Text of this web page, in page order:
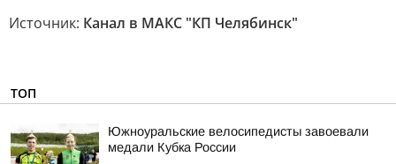
Источник: Канал в МАКС "КП Челябинск"
ТОП
Южноуральские велосипедисты завоевали
медали Кубка России